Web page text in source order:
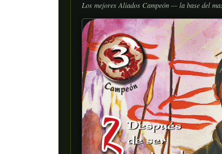
Los mejores Aliados Campeón — la base del